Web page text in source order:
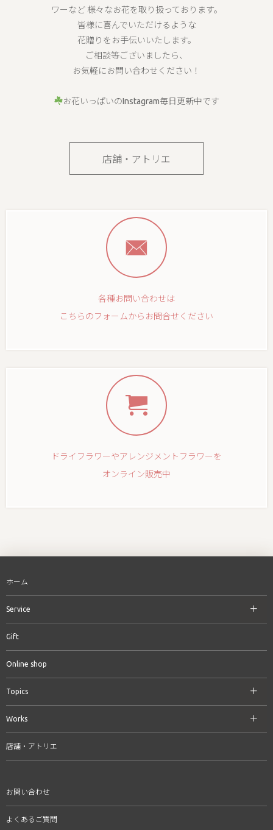
ワーなど 様々なお花を取り扱っております。
皆様に喜んでいただけるような
花贈りをお手伝いいたします。
ご相談等ございましたら、
お気軽にお問い合わせください！
お花いっぱいのInstagram毎日更新中です
店舗・アトリエ
各種お問い合わせは
こちらのフォームからお問合せください
ドライフラワーやアレンジメントフラワーを
オンライン販売中
ホーム
Service
Gift
Online shop
Topics
Works
店舗・アトリエ
お問い合わせ
よくあるご質問